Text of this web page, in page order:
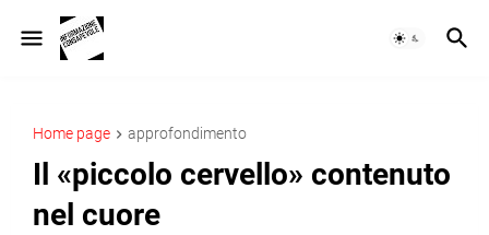
Home page approfondimento
Il «piccolo cervello» contenuto
nel cuore